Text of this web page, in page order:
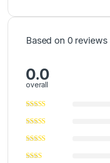
Based on 0 reviews
0.0
overall